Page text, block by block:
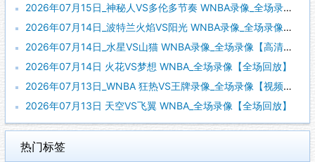
2026年07月15日_神秘人VS多伦多节奏 WNBA录像_全场录像【视频集锦】
2026年07月14日_波特兰火焰VS阳光 WNBA录像_全场录像【全场回放】
2026年07月14日_水星VS山猫 WNBA录像_全场录像【高清回放】
2026年07月14日 火花VS梦想 WNBA_全场录像【全场回放】
2026年07月13日_WNBA 狂热VS王牌录像_全场录像【视频集锦】
2026年07月13日 天空VS飞翼 WNBA_全场录像【全场回放】
热门标签